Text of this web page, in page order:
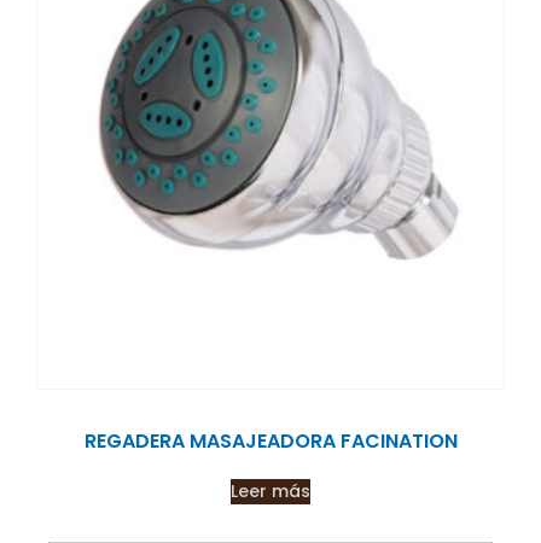
REGADERA MASAJEADORA FACINATION
Leer más